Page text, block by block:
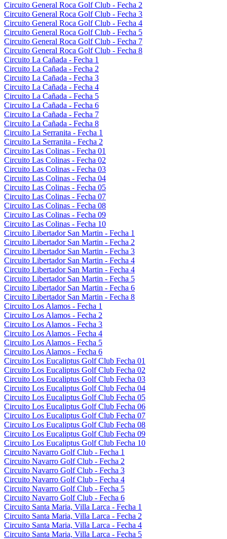
Circuito General Roca Golf Club - Fecha 2
Circuito General Roca Golf Club - Fecha 3
Circuito General Roca Golf Club - Fecha 4
Circuito General Roca Golf Club - Fecha 5
Circuito General Roca Golf Club - Fecha 7
Circuito General Roca Golf Club - Fecha 8
Circuito La Cañada - Fecha 1
Circuito La Cañada - Fecha 2
Circuito La Cañada - Fecha 3
Circuito La Cañada - Fecha 4
Circuito La Cañada - Fecha 5
Circuito La Cañada - Fecha 6
Circuito La Cañada - Fecha 7
Circuito La Cañada - Fecha 8
Circuito La Serranita - Fecha 1
Circuito La Serranita - Fecha 2
Circuito Las Colinas - Fecha 01
Circuito Las Colinas - Fecha 02
Circuito Las Colinas - Fecha 03
Circuito Las Colinas - Fecha 04
Circuito Las Colinas - Fecha 05
Circuito Las Colinas - Fecha 07
Circuito Las Colinas - Fecha 08
Circuito Las Colinas - Fecha 09
Circuito Las Colinas - Fecha 10
Circuito Libertador San Martin - Fecha 1
Circuito Libertador San Martin - Fecha 2
Circuito Libertador San Martin - Fecha 3
Circuito Libertador San Martin - Fecha 4
Circuito Libertador San Martin - Fecha 4
Circuito Libertador San Martin - Fecha 5
Circuito Libertador San Martin - Fecha 6
Circuito Libertador San Martin - Fecha 8
Circuito Los Alamos - Fecha 1
Circuito Los Alamos - Fecha 2
Circuito Los Alamos - Fecha 3
Circuito Los Alamos - Fecha 4
Circuito Los Alamos - Fecha 5
Circuito Los Alamos - Fecha 6
Circuito Los Eucaliptus Golf Club Fecha 01
Circuito Los Eucaliptus Golf Club Fecha 02
Circuito Los Eucaliptus Golf Club Fecha 03
Circuito Los Eucaliptus Golf Club Fecha 04
Circuito Los Eucaliptus Golf Club Fecha 05
Circuito Los Eucaliptus Golf Club Fecha 06
Circuito Los Eucaliptus Golf Club Fecha 07
Circuito Los Eucaliptus Golf Club Fecha 08
Circuito Los Eucaliptus Golf Club Fecha 09
Circuito Los Eucaliptus Golf Club Fecha 10
Circuito Navarro Golf Club - Fecha 1
Circuito Navarro Golf Club - Fecha 2
Circuito Navarro Golf Club - Fecha 3
Circuito Navarro Golf Club - Fecha 4
Circuito Navarro Golf Club - Fecha 5
Circuito Navarro Golf Club - Fecha 6
Circuito Santa Maria, Villa Larca - Fecha 1
Circuito Santa Maria, Villa Larca - Fecha 2
Circuito Santa Maria, Villa Larca - Fecha 4
Circuito Santa Maria, Villa Larca - Fecha 5